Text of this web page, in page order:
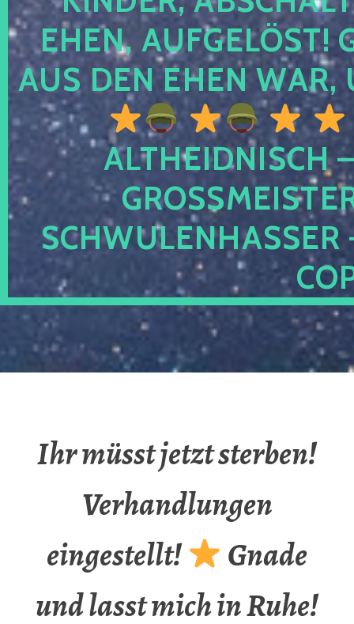
EN, AUFGELÖST!
S DEN EHEN WAR,
ALTHEIDNISCH
CHWULENHASSER
Ihr müsst jetzt sterben!
Verhandlungen
eingestellt!
Gnade
und lasst mich in Ruhe!